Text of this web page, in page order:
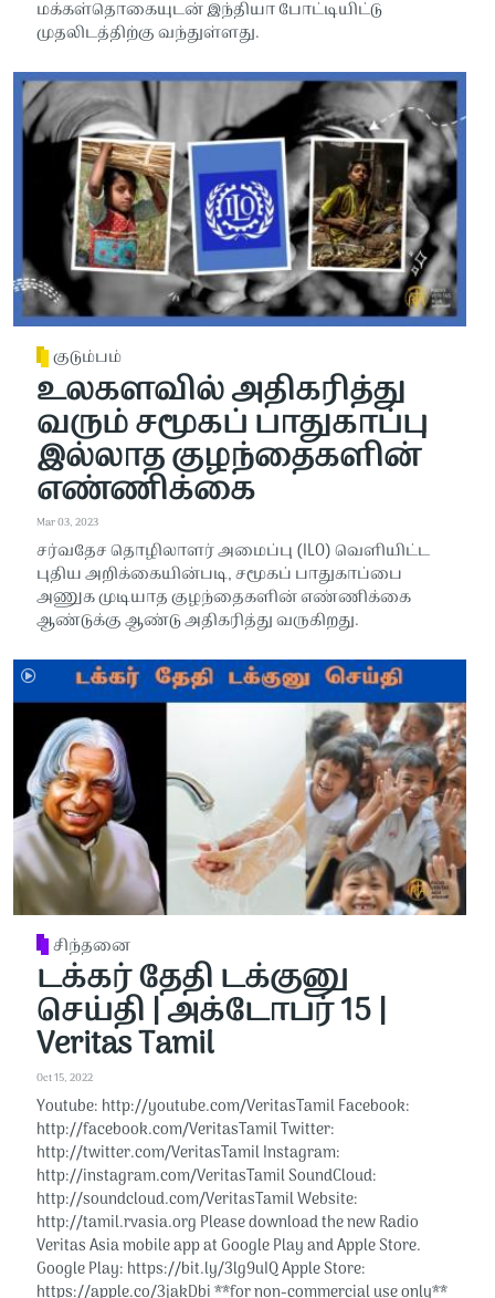
மக்கள்தொகையுடன் இந்தியா போட்டியிட்டு
முதலிடத்திற்கு வந்துள்ளது.
குடும்பம்
உலகளவில் அதிகரித்து
வரும் சமூகப் பாதுகாப்பு
இல்லாத குழந்தைகளின்
எண்ணிக்கை
Mar 03, 2023
சர்வதேச தொழிலாளர் அமைப்பு (ILO) வெளியிட்ட
புதிய அறிக்கையின்படி, சமூகப் பாதுகாப்பை
அணுக முடியாத குழந்தைகளின் எண்ணிக்கை
ஆண்டுக்கு ஆண்டு அதிகரித்து வருகிறது.
சிந்தனை
டக்கர் தேதி டக்குனு
செய்தி | அக்டோபர் 15 |
Veritas Tamil
Oct 15, 2022
Youtube: http://youtube.com/VeritasTamil​​ Facebook:
http://facebook.com/VeritasTamil​​ Twitter:
http://twitter.com/VeritasTamil​​ Instagram:
http://instagram.com/VeritasTamil​​ SoundCloud:
http://soundcloud.com/VeritasTamil​​ Website:
http://tamil.rvasia.org Please download the new Radio
Veritas Asia mobile app at Google Play and Apple Store.
Google Play: https://bit.ly/3lg9uIQ Apple Store:
https://apple.co/3jakDbi​​ **for non-commercial use only**